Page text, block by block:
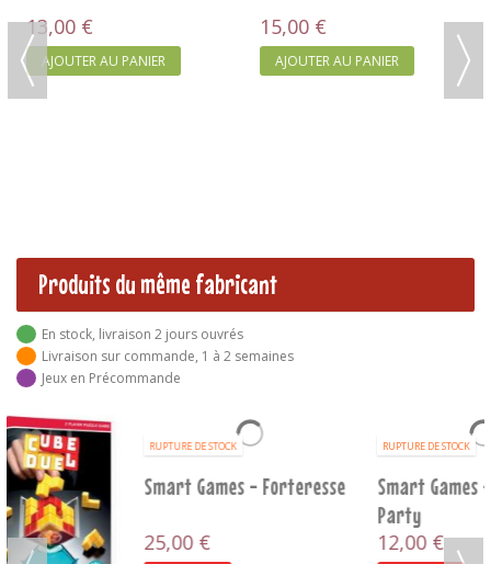
15,00 €
AJOUTER AU PANIER
Produits du même fabricant
En stock, livraison 2 jours ouvrés
Livraison sur commande, 1 à 2 semaines
Jeux en Précommande
RUPTURE DE STOCK
Smart Games - Forteresse
25,00 €
Smart Games - Gruyère